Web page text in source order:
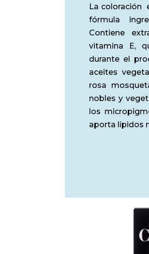
La coloración
fórmula
Contiene
vitamina E,
durante el
aceites
rosa
nobles y
los
aporta lípidos